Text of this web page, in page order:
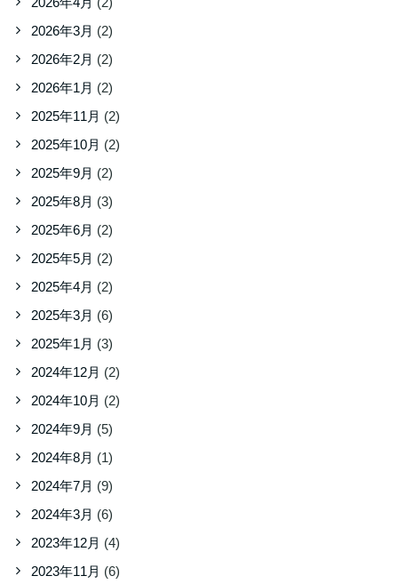
2026年3月 (2)
2026年2月 (2)
2026年1月 (2)
2025年11月 (2)
2025年10月 (2)
2025年9月 (2)
2025年8月 (3)
2025年6月 (2)
2025年5月 (2)
2025年4月 (2)
2025年3月 (6)
2025年1月 (3)
2024年12月 (2)
2024年10月 (2)
2024年9月 (5)
2024年8月 (1)
2024年7月 (9)
2024年3月 (6)
2023年12月 (4)
2023年11月 (6)